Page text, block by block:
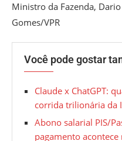
Ministro da Fazenda,
Gomes/VPR
Você pode gostar
Claude x ChatGPT:
corrida trilionária da
Abono salarial PIS/
pagamento